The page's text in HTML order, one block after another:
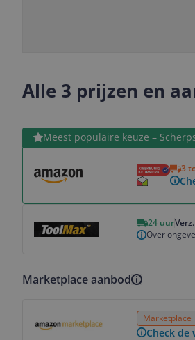
Alle 3 prijzen en
Meest populaire keuze –
3
Bekijk product
24 uur
Over
Marketplace aanbod
Marketplace
Check